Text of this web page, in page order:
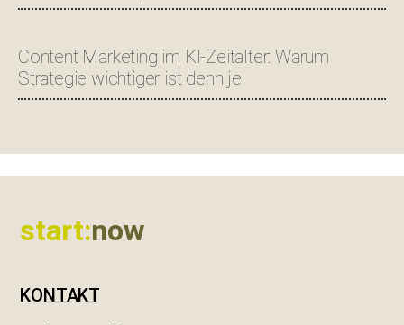
Content Marketing im KI-Zeitalter: Warum
Strategie wichtiger ist denn je
start:now
KONTAKT